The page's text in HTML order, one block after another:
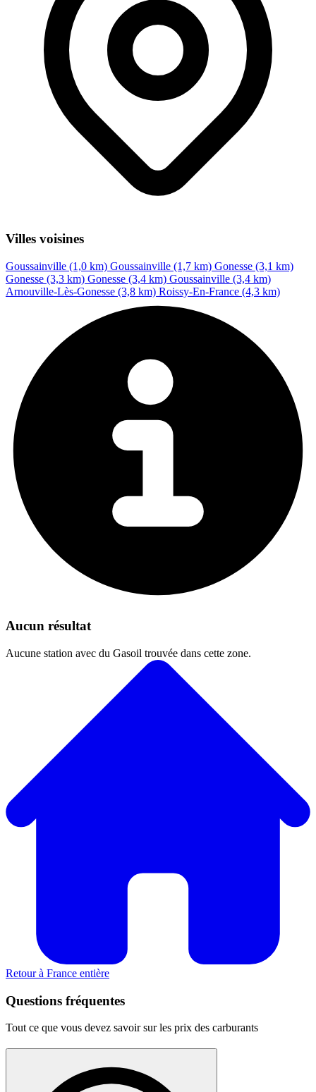
Villes voisines
Goussainville (1,0 km) Goussainville (1,7 km) Gonesse (3,1 km)
Gonesse (3,3 km) Gonesse (3,4 km) Goussainville (3,4 km)
Arnouville-Lès-Gonesse (3,8 km) Roissy-En-France (4,3 km)
Aucun résultat
Aucune station avec du Gasoil trouvée dans cette zone.
Retour à France entière
Questions fréquentes
Tout ce que vous devez savoir sur les prix des carburants